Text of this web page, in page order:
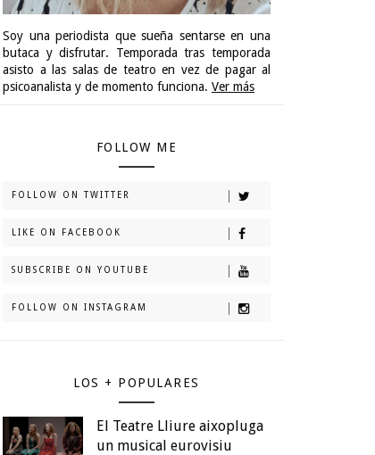
Soy una periodista que sueña sentarse en una
butaca y disfrutar. Temporada tras temporada
asisto a las salas de teatro en vez de pagar al
psicoanalista y de momento funciona. Ver más
FOLLOW ME
FOLLOW ON TWITTER
LIKE ON FACEBOOK
SUBSCRIBE ON YOUTUBE
FOLLOW ON INSTAGRAM
LOS + POPULARES
El Teatre Lliure aixopluga
un musical eurovisiu